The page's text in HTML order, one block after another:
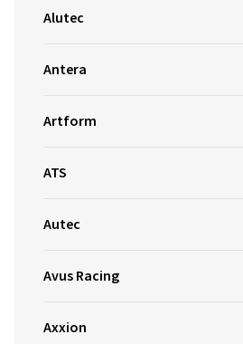
Alutec
Antera
Artform
ATS
Autec
Avus Racing
Axxion